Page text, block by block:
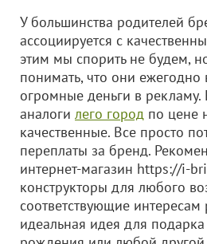
У большинства родителей
ассоциируется с
этим мы спорить не будем,
понимать, что они ежегодно
огромные деньги в рекламу.
аналоги лего город по цене
качественные. Все просто
переплаты за бренд.
интернет-магазин https://i-
конструкторы для любого
соответствующие интересам
идеальная идея для